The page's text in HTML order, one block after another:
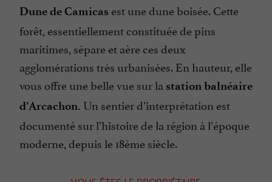
Dune de Camicas est une dune boisée. Cette
forêt, essentiellement constituée de pins
maritimes, sépare et aère ces deux
agglomérations très urbanisées. En hauteur, elle
vous offre une belle vue sur la station balnéaire
d’Arcachon. Un sentier d’interprétation est
documenté sur l’histoire de la région à l’époque
moderne, depuis le 18ème siècle.